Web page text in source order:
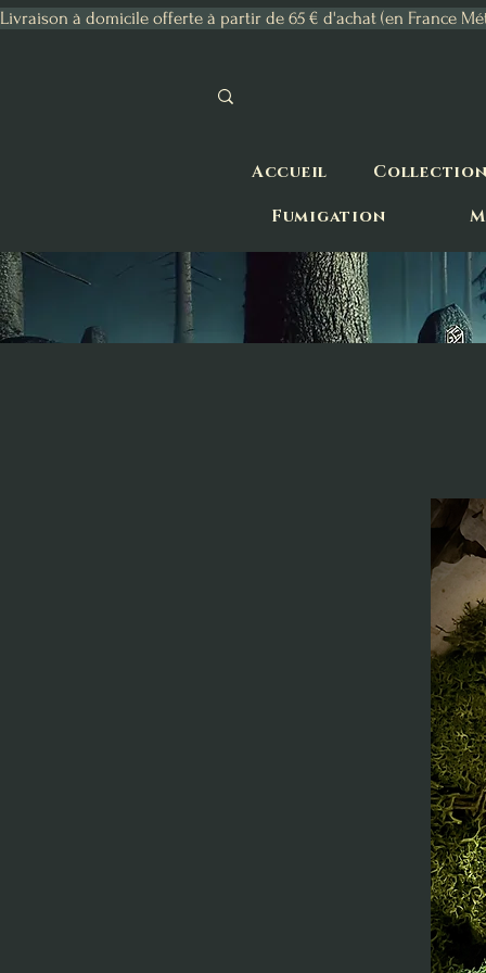
Livraison à domicile offerte à partir de 65 € d'achat (en France
Accueil
Collection
Fumigation